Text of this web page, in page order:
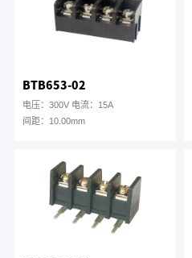
BTB653-02
电压：300V 电流：15A
间距：10.00mm